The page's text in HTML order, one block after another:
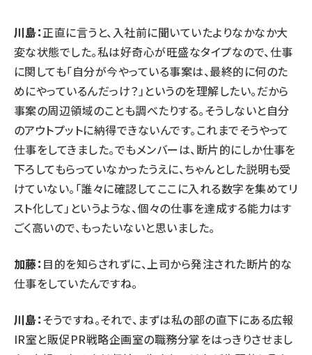
川島：正直に言うと、入社前に聞いていたよりなかなか大
変な状態でした。私は好奇心が旺盛なタイプなので、仕事
に関しても「自分が今やっている事案は、最終的に何のた
めにやっているんだっけ？」というのを理解したい。だから
事案の周辺領域のことも調べたりする。そうしないと自分
のアウトプットに納得できないんです。これまでそうやって
仕事をしてきました。でもメンバーは、断片的にしか仕事を
下ろしてもらっていなかったうえに、ちゃんとした説明も受
けていない。「誰々に確認してここに入れる数字を集めてリ
スト化して」というような、個々の仕事を達成する能力はす
ごく高いので、もったいないと思いました。
加藤：目的を知らされずに、上司から発注された断片的な
仕事をしていたんですね。
川島：そうですね。それで、まずは私の部の直下にある広報
IR室と販促PR戦略企画室の職務分掌をはっきりさせまし